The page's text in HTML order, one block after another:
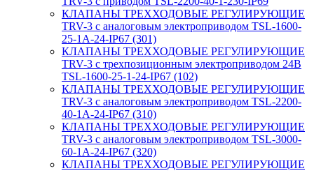
КЛАПАНЫ ТРЕХХОДОВЫЕ РЕГУЛИРУЮЩИЕ
TRV-3 с аналоговым электроприводом TSL-1600-
25-1А-24-IP67 (301)
КЛАПАНЫ ТРЕХХОДОВЫЕ РЕГУЛИРУЮЩИЕ
TRV-3 с трехпозиционным электроприводом 24В
TSL-1600-25-1-24-IP67 (102)
КЛАПАНЫ ТРЕХХОДОВЫЕ РЕГУЛИРУЮЩИЕ
TRV-3 с аналоговым электроприводом TSL-2200-
40-1А-24-IP67 (310)
КЛАПАНЫ ТРЕХХОДОВЫЕ РЕГУЛИРУЮЩИЕ
TRV-3 с аналоговым электроприводом TSL-3000-
60-1А-24-IP67 (320)
КЛАПАНЫ ТРЕХХОДОВЫЕ РЕГУЛИРУЮЩИЕ